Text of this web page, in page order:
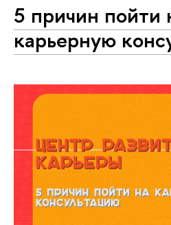
5 причин пойти
карьерную